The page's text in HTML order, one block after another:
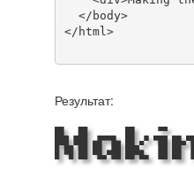
</html>
Результат: